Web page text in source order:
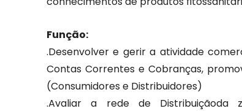
Função:
.Desenvolver e gerir a atividade
Contas Correntes e Cobranças,
(Consumidores e Distribuidores)
.Avaliar a rede de Distribuiçãoda